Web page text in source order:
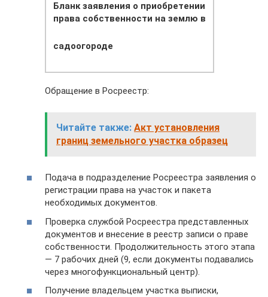
Бланк заявления о приобретении
права собственности на землю в
садоогороде
Обращение в Росреестр:
Читайте также: Акт установления
границ земельного участка образец
Подача в подразделение Росреестра заявления о
регистрации права на участок и пакета
необходимых документов.
Проверка службой Росреестра представленных
документов и внесение в реестр записи о праве
собственности. Продолжительность этого этапа
— 7 рабочих дней (9, если документы подавались
через многофункциональный центр).
Получение владельцем участка выписки,